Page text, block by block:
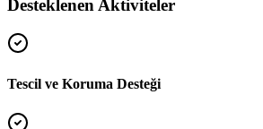
Desteklenen Aktiviteler
Tescil ve Koruma Desteği